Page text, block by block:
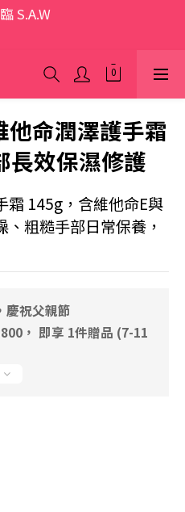
S.A.W
消費行為屬「個人進口貨
S.A.W
他命潤澤護手霜
長效保濕修護
霜 145g，含維他命E與
粗糙手部日常保養，
慶祝父親節
， 即享 1件贈品 (7-11